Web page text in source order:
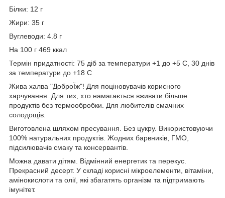
Білки: 12 г
Жири: 35 г
Вуглеводи: 4.8 г
На 100 г 469 ккал
Термін придатності: 75 діб за температури +1 до +5 С, 30 днів
за температури до +18 С
Жива халва "ДоброЇж"! Для поціновувачів корисного
харчування. Для тих, хто намагається вживати більше
продуктів без термообробки. Для любителів смачних
солодощів.
Виготовлена шляхом пресування. Без цукру. Використовуючи
100% натуральних продуктів. Жодних барвників, ГМО,
підсилювачів смаку та консервантів.
Можна давати дітям. Відмінний енергетик та перекус.
Прекрасний десерт. У складі корисні мікроелементи, вітаміни,
амінокислоти та олії, які збагатять організм та підтримають
імунітет.